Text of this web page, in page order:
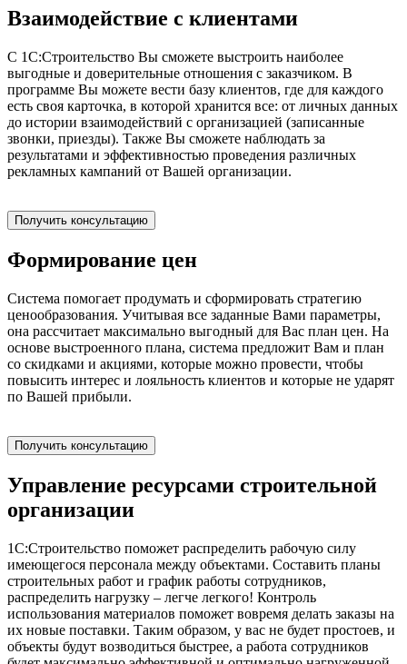
Взаимодействие с клиентами
С 1С:Строительство Вы сможете выстроить наиболее
выгодные и доверительные отношения с заказчиком. В
программе Вы можете вести базу клиентов, где для каждого
есть своя карточка, в которой хранится все: от личных данных
до истории взаимодействий с организацией (записанные
звонки, приезды). Также Вы сможете наблюдать за
результатами и эффективностью проведения различных
рекламных кампаний от Вашей организации.
Получить консультацию
Формирование цен
Система помогает продумать и сформировать стратегию
ценообразования. Учитывая все заданные Вами параметры,
она рассчитает максимально выгодный для Вас план цен. На
основе выстроенного плана, система предложит Вам и план
со скидками и акциями, которые можно провести, чтобы
повысить интерес и лояльность клиентов и которые не ударят
по Вашей прибыли.
Получить консультацию
Управление ресурсами строительной
организации
1С:Строительство поможет распределить рабочую силу
имеющегося персонала между объектами. Составить планы
строительных работ и график работы сотрудников,
распределить нагрузку – легче легкого! Контроль
использования материалов поможет вовремя делать заказы на
их новые поставки. Таким образом, у вас не будет простоев, и
объекты будут возводиться быстрее, а работа сотрудников